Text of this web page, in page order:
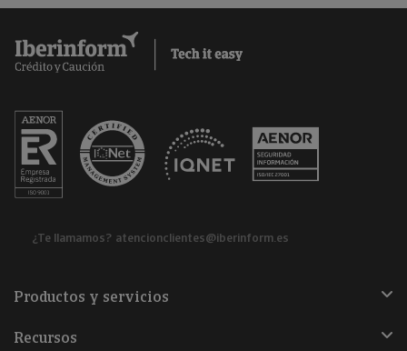
¿Te llamamos? atencionclientes@iberinform.es
Productos y servicios
Recursos